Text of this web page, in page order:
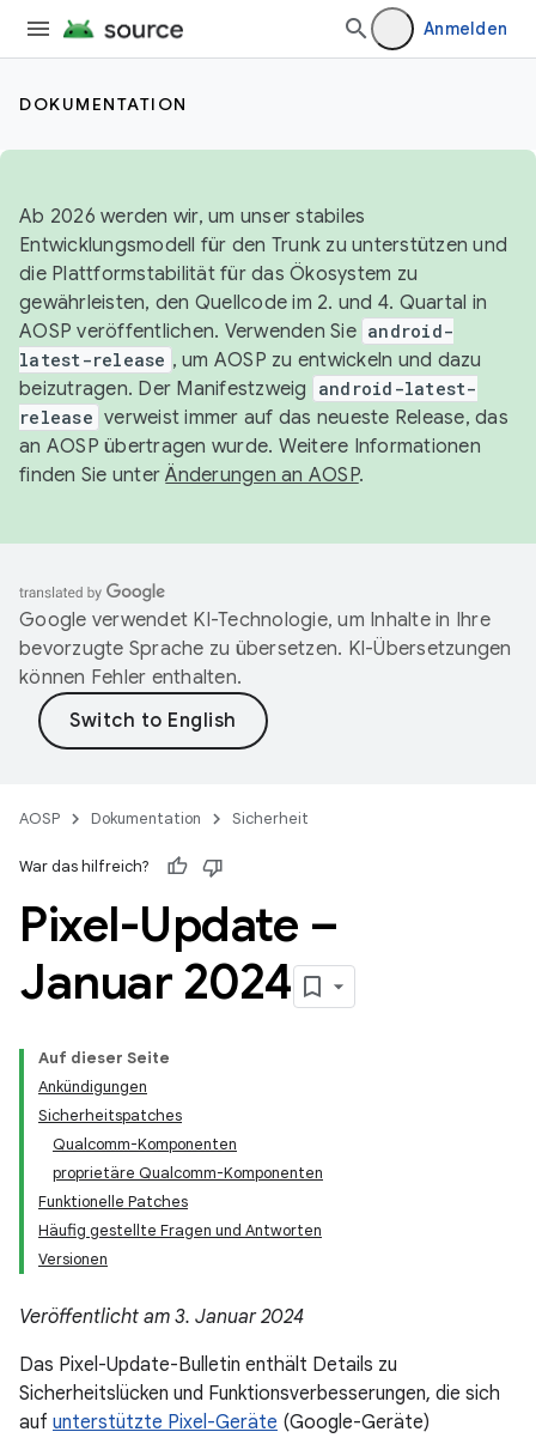
Anmelden
DOKUMENTATION
Ab 2026 werden wir, um unser stabiles
Entwicklungsmodell für den Trunk zu unterstützen und
die Plattformstabilität für das Ökosystem zu
gewährleisten, den Quellcode im 2. und 4. Quartal in
AOSP veröffentlichen. Verwenden Sie android-
latest-release , um AOSP zu entwickeln und dazu
beizutragen. Der Manifestzweig
android-latest-
release verweist immer auf das neueste Release, das
an AOSP übertragen wurde. Weitere Informationen
finden Sie unterÄnderungen an AOSP.
Google verwendet KI-Technologie, um Inhalte in Ihre
bevorzugte Sprache zu übersetzen. KI-Übersetzungen
können Fehler enthalten.
AOSP Dokumentation Sicherheit
War das hilfreich?
Pixel-Update –
Januar 2024
Auf dieser Seite
Ankündigungen
Sicherheitspatches
Qualcomm-Komponenten
proprietäre Qualcomm-Komponenten
Funktionelle Patches
Häufig gestellte Fragen und Antworten
Versionen
Veröffentlicht am 3. Januar 2024
Das Pixel-Update-Bulletin enthält Details zu
Sicherheitslücken und Funktionsverbesserungen, die sich
auf unterstützte Pixel-Geräte (Google-Geräte)